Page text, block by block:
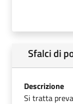
Sfalci di
Descrizione
Si tratta